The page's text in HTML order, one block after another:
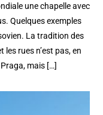
une chapelle avec
Quelques exemples
La tradition des
les rues n’est pas, en
mais […]